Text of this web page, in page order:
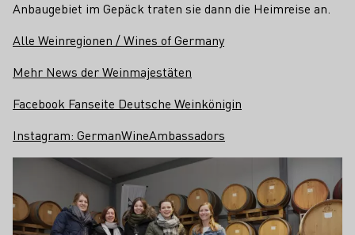
Anbaugebiet im Gepäck traten sie dann die Heimreise an.
Alle Weinregionen / Wines of Germany
Mehr News der Weinmajestäten
Facebook Fanseite Deutsche Weinkönigin
Instagram: GermanWineAmbassadors